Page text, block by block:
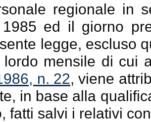
regionale in
1985 ed il giorno
legge, escluso
lordo mensile di cui
n. 22, viene
in base alla
fatti salvi i relativi